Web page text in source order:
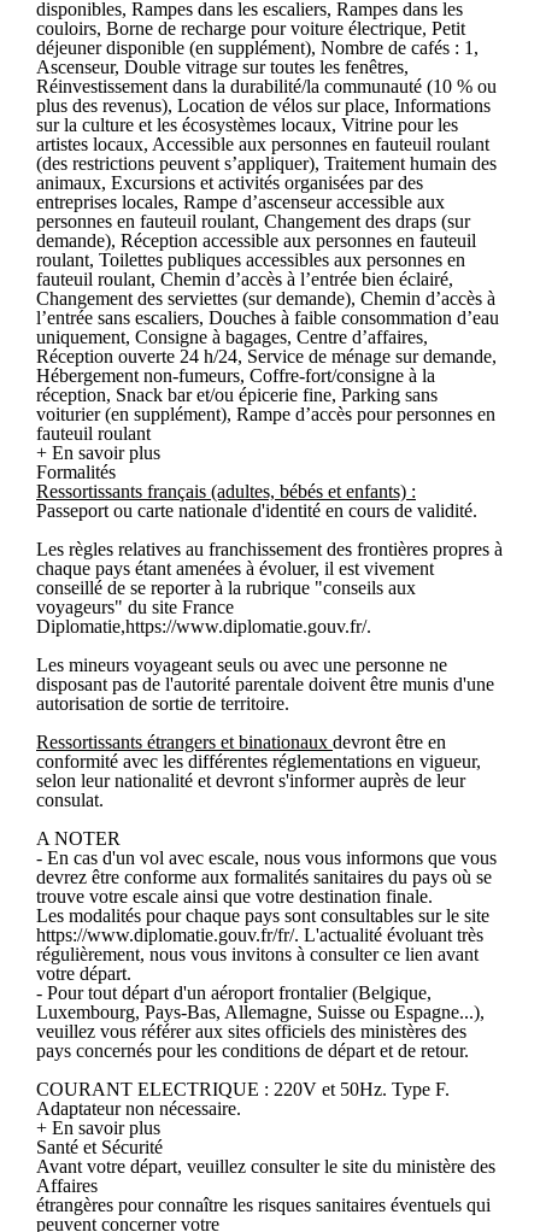
disponibles, Rampes dans les escaliers, Rampes dans les
couloirs, Borne de recharge pour voiture électrique, Petit
déjeuner disponible (en supplément), Nombre de cafés : 1,
Ascenseur, Double vitrage sur toutes les fenêtres,
Réinvestissement dans la durabilité/la communauté (10 % ou
plus des revenus), Location de vélos sur place, Informations
sur la culture et les écosystèmes locaux, Vitrine pour les
artistes locaux, Accessible aux personnes en fauteuil roulant
(des restrictions peuvent s’appliquer), Traitement humain des
animaux, Excursions et activités organisées par des
entreprises locales, Rampe d’ascenseur accessible aux
personnes en fauteuil roulant, Changement des draps (sur
demande), Réception accessible aux personnes en fauteuil
roulant, Toilettes publiques accessibles aux personnes en
fauteuil roulant, Chemin d’accès à l’entrée bien éclairé,
Changement des serviettes (sur demande), Chemin d’accès à
l’entrée sans escaliers, Douches à faible consommation d’eau
uniquement, Consigne à bagages, Centre d’affaires,
Réception ouverte 24 h/24, Service de ménage sur demande,
Hébergement non-fumeurs, Coffre-fort/consigne à la
réception, Snack bar et/ou épicerie fine, Parking sans
voiturier (en supplément), Rampe d’accès pour personnes en
fauteuil roulant
+ En savoir plus
Formalités
Ressortissants français (adultes, bébés et enfants) :
Passeport ou carte nationale d'identité en cours de validité.
Les règles relatives au franchissement des frontières propres à
chaque pays étant amenées à évoluer, il est vivement
conseillé de se reporter à la rubrique "conseils aux
voyageurs" du site France
Diplomatie,https://www.diplomatie.gouv.fr/.
Les mineurs voyageant seuls ou avec une personne ne
disposant pas de l'autorité parentale doivent être munis d'une
autorisation de sortie de territoire.
Ressortissants étrangers et binationaux devront être en
conformité avec les différentes réglementations en vigueur,
selon leur nationalité et devront s'informer auprès de leur
consulat.
A NOTER
- En cas d'un vol avec escale, nous vous informons que vous
devrez être conforme aux formalités sanitaires du pays où se
trouve votre escale ainsi que votre destination finale.
Les modalités pour chaque pays sont consultables sur le site
https://www.diplomatie.gouv.fr/fr/. L'actualité évoluant très
régulièrement, nous vous invitons à consulter ce lien avant
votre départ.
- Pour tout départ d'un aéroport frontalier (Belgique,
Luxembourg, Pays-Bas, Allemagne, Suisse ou Espagne...),
veuillez vous référer aux sites officiels des ministères des
pays concernés pour les conditions de départ et de retour.
COURANT ELECTRIQUE : 220V et 50Hz. Type F.
Adaptateur non nécessaire.
+ En savoir plus
Santé et Sécurité
Avant votre départ, veuillez consulter le site du ministère des
Affaires
étrangères pour connaître les risques sanitaires éventuels qui
peuvent concerner votre